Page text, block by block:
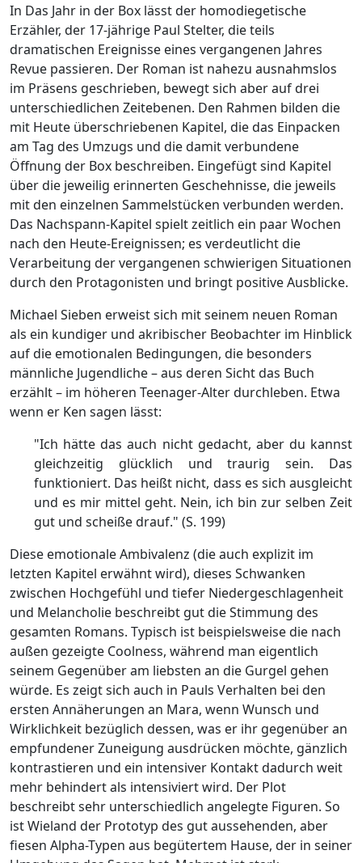
In Das Jahr in der Box lässt der homodiegetische
Erzähler, der 17-jährige Paul Stelter, die teils
dramatischen Ereignisse eines vergangenen Jahres
Revue passieren. Der Roman ist nahezu ausnahmslos
im Präsens geschrieben, bewegt sich aber auf drei
unterschiedlichen Zeitebenen. Den Rahmen bilden die
mit Heute überschriebenen Kapitel, die das Einpacken
am Tag des Umzugs und die damit verbundene
Öffnung der Box beschreiben. Eingefügt sind Kapitel
über die jeweilig erinnerten Geschehnisse, die jeweils
mit den einzelnen Sammelstücken verbunden werden.
Das Nachspann-Kapitel spielt zeitlich ein paar Wochen
nach den Heute-Ereignissen; es verdeutlicht die
Verarbeitung der vergangenen schwierigen Situationen
durch den Protagonisten und bringt positive Ausblicke.
Michael Sieben erweist sich mit seinem neuen Roman
als ein kundiger und akribischer Beobachter im Hinblick
auf die emotionalen Bedingungen, die besonders
männliche Jugendliche – aus deren Sicht das Buch
erzählt – im höheren Teenager-Alter durchleben. Etwa
wenn er Ken sagen lässt:
"Ich hätte das auch nicht gedacht, aber du kannst
gleichzeitig glücklich und traurig sein. Das
funktioniert. Das heißt nicht, dass es sich ausgleicht
und es mir mittel geht. Nein, ich bin zur selben Zeit
gut und scheiße drauf." (S. 199)
Diese emotionale Ambivalenz (die auch explizit im
letzten Kapitel erwähnt wird), dieses Schwanken
zwischen Hochgefühl und tiefer Niedergeschlagenheit
und Melancholie beschreibt gut die Stimmung des
gesamten Romans. Typisch ist beispielsweise die nach
außen gezeigte Coolness, während man eigentlich
seinem Gegenüber am liebsten an die Gurgel gehen
würde. Es zeigt sich auch in Pauls Verhalten bei den
ersten Annäherungen an Mara, wenn Wunsch und
Wirklichkeit bezüglich dessen, was er ihr gegenüber an
empfundener Zuneigung ausdrücken möchte, gänzlich
kontrastieren und ein intensiver Kontakt dadurch weit
mehr behindert als intensiviert wird. Der Plot
beschreibt sehr unterschiedlich angelegte Figuren. So
ist Wieland der Prototyp des gut aussehenden, aber
fiesen Alpha-Typen aus begütertem Hause, der in seiner